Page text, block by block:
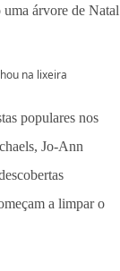
na lixeira
populares nos
Jo-Ann
a limpar o